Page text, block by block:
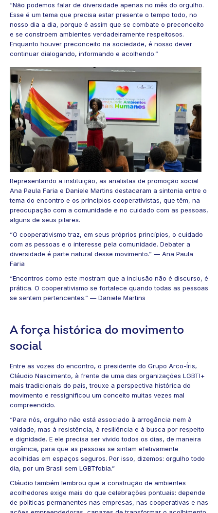
“Não podemos falar de diversidade apenas no mês do orgulho.
Esse é um tema que precisa estar presente o tempo todo, no
nosso dia a dia, porque é assim que se combate o preconceito
e se constroem ambientes verdadeiramente respeitosos.
Enquanto houver preconceito na sociedade, é nosso dever
continuar dialogando, informando e acolhendo.”
Representando a instituição, as analistas de promoção social
Ana Paula Faria e Daniele Martins destacaram a sintonia entre o
tema do encontro e os princípios cooperativistas, que têm, na
preocupação com a comunidade e no cuidado com as pessoas,
alguns de seus pilares.
“O cooperativismo traz, em seus próprios princípios, o cuidado
com as pessoas e o interesse pela comunidade. Debater a
diversidade é parte natural desse movimento.” — Ana Paula
Faria
“Encontros como este mostram que a inclusão não é discurso, é
prática. O cooperativismo se fortalece quando todas as pessoas
se sentem pertencentes.” — Daniele Martins
A força histórica do movimento
social
Entre as vozes do encontro, o presidente do Grupo Arco-Íris,
Cláudio Nascimento, à frente de uma das organizações LGBTI+
mais tradicionais do país, trouxe a perspectiva histórica do
movimento e ressignificou um conceito muitas vezes mal
compreendido.
“Para nós, orgulho não está associado à arrogância nem à
vaidade, mas à resistência, à resiliência e à busca por respeito
e dignidade. E ele precisa ser vivido todos os dias, de maneira
orgânica, para que as pessoas se sintam efetivamente
acolhidas em espaços seguros. Por isso, dizemos: orgulho todo
dia, por um Brasil sem LGBTfobia.”
Cláudio também lembrou que a construção de ambientes
acolhedores exige mais do que celebrações pontuais: depende
de políticas permanentes nas empresas, nas cooperativas e nas